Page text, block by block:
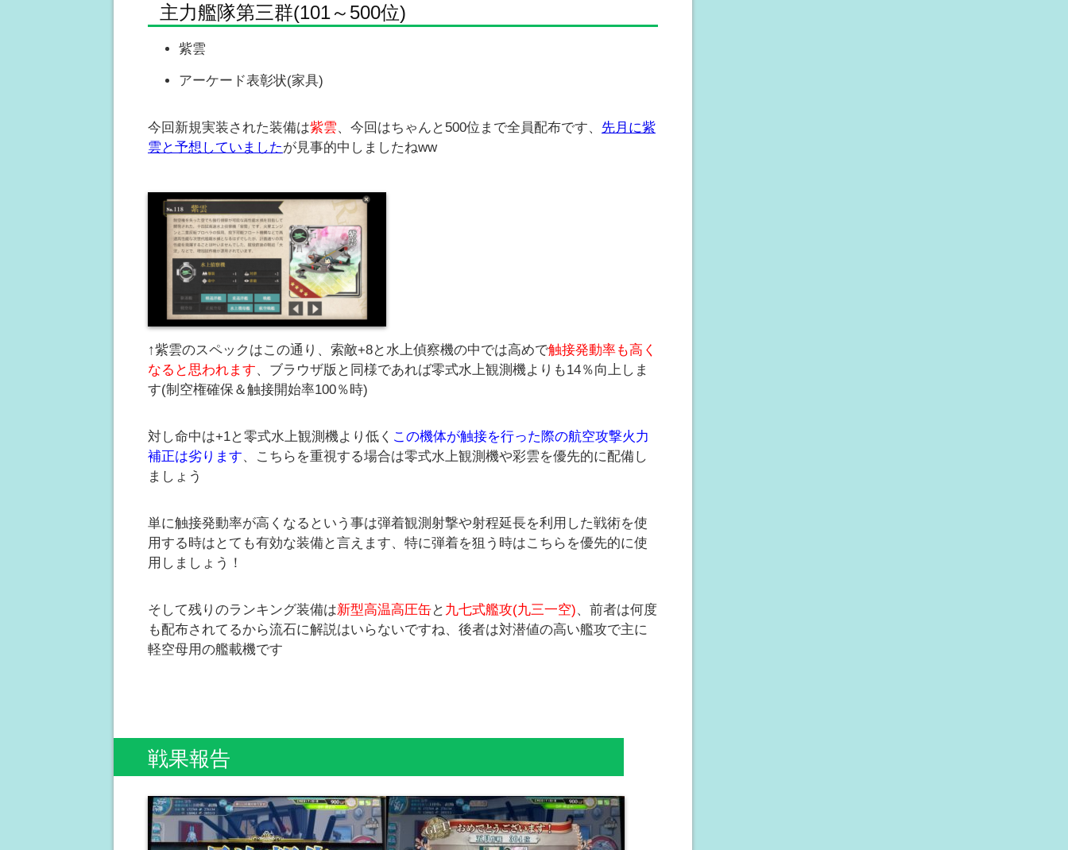
主力艦隊第三群(101～500位)
紫雲
アーケード表彰状(家具)
今回新規実装された装備は紫雲、今回はちゃんと500位まで全員配布です、 先月に紫
雲と予想していましたが見事的中しましたねww
↑紫雲のスペックはこの通り、索敵+8と水上偵察機の中では高めで触接発動率も高く
なると思われます、ブラウザ版と同様であれば零式水上観測機よりも14％向上しま
す(制空権確保＆触接開始率100％時)
対し命中は+1と零式水上観測機より低く この機体が触接を行った際の航空攻撃火力
補正は劣ります、こちらを重視する場合は零式水上観測機や彩雲を優先的に配備し
ましょう
単に触接発動率が高くなるという事は弾着観測射撃や射程延長を利用した戦術を使
用する時はとても有効な装備と言えます、特に弾着を狙う時はこちらを優先的に使
用しましょう！
そして残りのランキング装備は新型高温高圧缶と 九七式艦攻(九三一空)、前者は何度
も配布されてるから流石に解説はいらないですね、後者は対潜値の高い艦攻で主に
軽空母用の艦載機です
戦果報告